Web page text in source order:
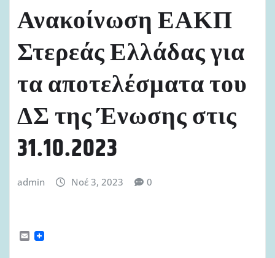
Ανακοίνωση ΕΑΚΠ
Στερεάς Ελλάδας για
τα αποτελέσματα του
ΔΣ της Ένωσης στις
31.10.2023
admin Νοέ 3, 2023 0
E
m